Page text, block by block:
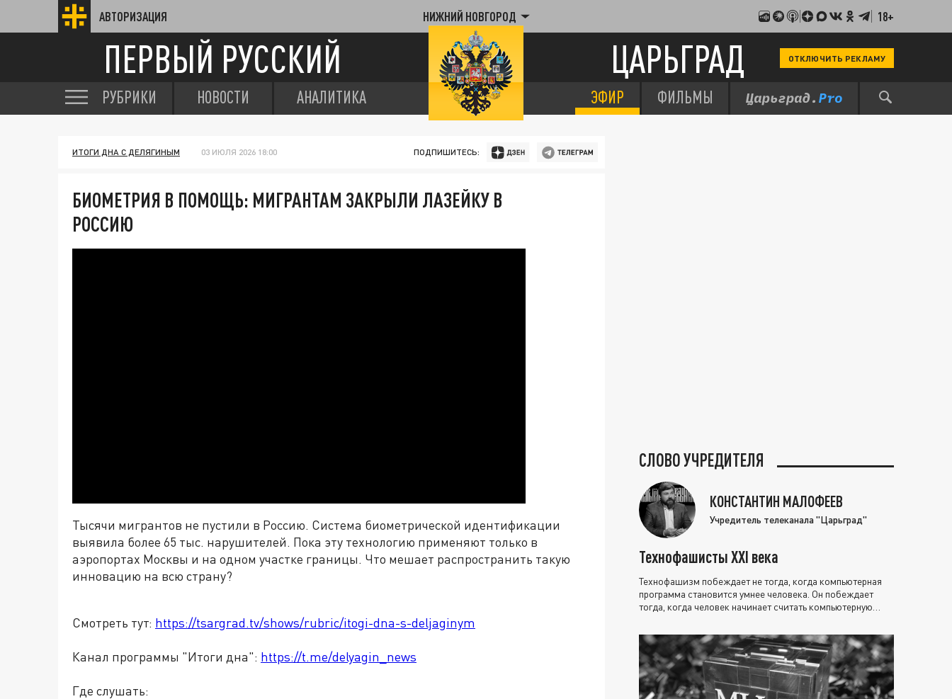
АВТОРИЗАЦИЯ НИЖНИЙ НОВГОРОД 18+
ПЕРВЫЙ РУССКИЙ ЦАРЬГРАД ОТКЛЮЧИТЬ РЕКЛАМУ
РУБРИКИ НОВОСТИ АНАЛИТИКА ЭФИР ФИЛЬМЫ
ИТОГИ ДНА С ДЕЛЯГИНЫМ 03 ИЮЛЯ 2026 18:00 ПОДПИШИТЕСЬ:
БИОМЕТРИЯ В ПОМОЩЬ: МИГРАНТАМ ЗАКРЫЛИ ЛАЗЕЙКУ В
РОССИЮ
Тысячи мигрантов не пустили в Россию. Система биометрической идентификации
выявила более 65 тыс. нарушителей. Пока эту технологию применяют только в
аэропортах Москвы и на одном участке границы. Что мешает распространить такую
инновацию на всю страну?
Смотреть тут: https://tsargrad.tv/shows/rubric/itogi-dna-s-deljaginym
Канал программы "Итоги дна": https://t.me/delyagin_news
Где слушать:
СЛОВО УЧРЕДИТЕЛЯ
КОНСТАНТИН МАЛОФЕЕВ
Учредитель телеканала "Царьград"
Технофашисты XXI века
Технофашизм побеждает не тогда, когда компьютерная
программа становится умнее человека. Он побеждает
тогда, когда человек начинает считать компьютерную